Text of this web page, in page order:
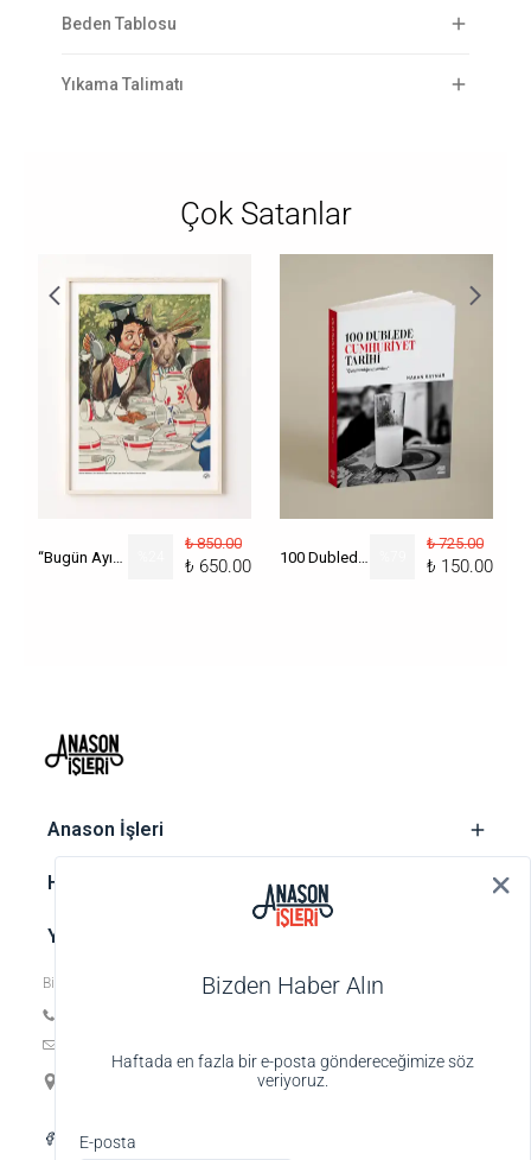
Beden Tablosu
Yıkama Talimatı
Çok Satanlar
₺ 850.00
₺ 650.00
₺ 725.00
₺ 150.00
‎ Anason İşleri
‎ Hesap
‎ Yasal metinler
Bize ulaşın
19 Mayıs Mah. Veteriner Hilmi Sok., Hilmi Palas No:4 K:1 D:4,
Bizden Haber Alın
Haftada en fazla bir e-posta göndereceğimize söz
veriyoruz.
E-posta